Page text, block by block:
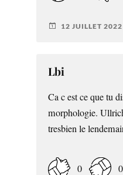
12 JUILLET 2022
Lbi
Ca c est ce que tu
morphologie.
tresbien le
0 0